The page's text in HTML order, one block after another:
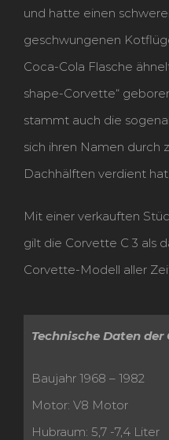
und hatte einen
geschwungenen
Coca-Cola Flasche
shape-Corvette“
stammt auch die
sich ihren Namen durch
Dachhälften verdient hat.
Mit einer verkauften
gilt die Corvette C 3 als
Corvette-Modell aller
Technische Daten der
Baujahr 1968 – 1982
Motor: V8 Motor
Hubraum: 5,7 -7,4 Liter